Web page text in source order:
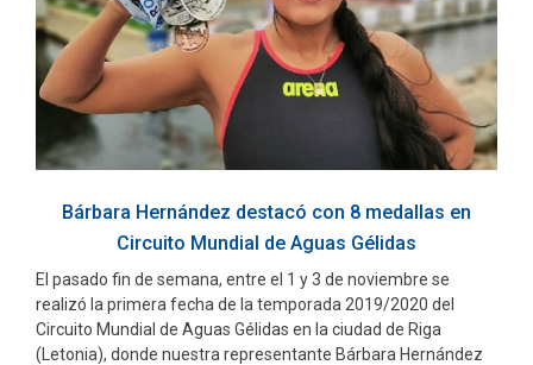
Bárbara Hernández destacó con 8 medallas en
Circuito Mundial de Aguas Gélidas
El pasado fin de semana, entre el 1 y 3 de noviembre se
realizó la primera fecha de la temporada 2019/2020 del
Circuito Mundial de Aguas Gélidas en la ciudad de Riga
(Letonia), donde nuestra representante Bárbara Hernández